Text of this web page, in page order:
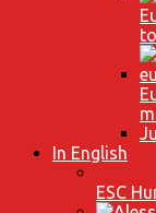
In English
ESC